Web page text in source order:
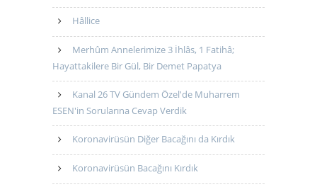
Hâllice
Merhûm Annelerimize 3 İhlâs, 1 Fatihâ;
Hayattakilere Bir Gül, Bir Demet Papatya
Kanal 26 TV Gündem Özel'de Muharrem
ESEN'in Sorularına Cevap Verdik
Koronavirüsün Diğer Bacağını da Kırdık
Koronavirüsün Bacağını Kırdık